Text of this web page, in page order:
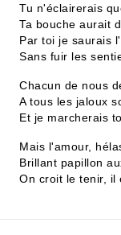
Tu n'éclairerais
Ta bouche aurait
Par toi je saurais
Sans fuir les
Chacun de nous
A tous les jaloux
Et je marcherais
Mais l'amour,
Brillant papillon
On croit le tenir, il